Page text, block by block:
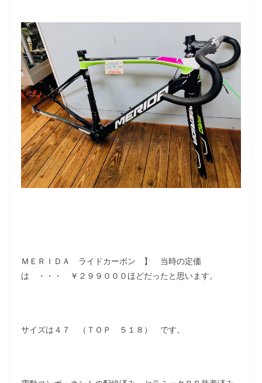
ＭＥＲＩＤＡ ライドカーボン 】 当時の定価
は ・・・ ￥２９９０００ほどだったと思います。
サイズは４７ （ＴＯＰ ５１８） です。